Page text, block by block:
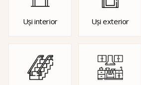
Uși interior Uși exterior